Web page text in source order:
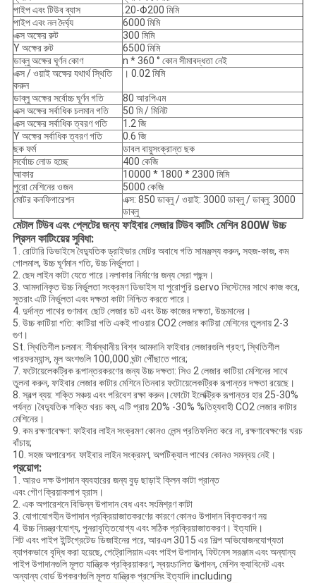
পাইপ এবং টিউব ব্যাস
.20-Φ200 মিমি
পাইপ এবং নল দৈর্ঘ্য
6000 মিমি
এক্স অক্ষের রুট
300 মিমি
Y অক্ষের রুট
6500 মিমি
ডাব্লু অক্ষের ঘূর্ণন কোণ
n * 360 ° কোন সীমাবদ্ধতা নেই
এক্স / ওয়াই অক্ষের যথার্থ স্থিতি
করুন
। 0.02 মিমি
ডাব্লু অক্ষের সর্বোচ্চ ঘূর্ণন গতি
80 আরপিএম
এক্স অক্ষের সর্বাধিক চলমান গতি
50 মি / মিনিট
এক্স অক্ষের সর্বাধিক ত্বরণ গতি
1.2 জি
Y অক্ষের সর্বাধিক ত্বরণ গতি
0.6 জি
ছক ফর্ম
ডাবল বায়ুসংক্রান্ত ছক
সর্বোচ্চ লোড হচ্ছে
400 কেজি
আকার
10000 * 1800 * 2300 মিমি
পুরো মেশিনের ওজন
5000 কেজি
মোটর কনফিগারেশন
এক্স: 850 ডাব্লু / ওয়াই: 3000 ডাব্লু / ডাব্লু: 3000
ডাব্লু
মেটাল টিউব এবং প্লেটের জন্য ফাইবার লেজার টিউব কাটিং মেশিন 800W উচ্চ
প্রিসন কাটিংয়ের সুবিধা:
1. রোটারি ডিভাইসে বৈদ্যুতিক ড্রাইভার মোটর অবাধে গতি সামঞ্জস্য করুন, সহজ-কাজ, কম
গোলমাল, উচ্চ ঘূর্ণমান গতি, উচ্চ নির্ভুলতা।
2. ছেদ লাইন কাটা যেতে পারে।নলাকার নির্মাণের জন্য সেরা পছন্দ।
3. আমদানিকৃত উচ্চ নির্ভুলতা সংক্রমণ ডিভাইস যা পুরোপুরি servo সিস্টেমের সাথে কাজ করে,
সুতরাং এটি নির্ভুলতা এবং দক্ষতা কাটা নিশ্চিত করতে পারে।
4. দুর্দান্ত পাথের গুণমান: ছোট লেজার ডট এবং উচ্চ কাজের দক্ষতা, উচ্চমানের।
5. উচ্চ কাটিয়া গতি: কাটিয়া গতি একই পাওয়ার CO2 লেজার কাটিয়া মেশিনের তুলনায় 2-3
গুণ।
St. স্থিতিশীল চলমান: শীর্ষস্থানীয় বিশ্ব আমদানি ফাইবার লেজারগুলি গ্রহণ, স্থিতিশীল
পারফরম্যান্স, মূল অংশগুলি 100,000 ঘন্টা পৌঁছাতে পারে;
7. ফটোয়েলেকট্রিক রূপান্তরকরণের জন্য উচ্চ দক্ষতা: সিও 2 লেজার কাটিয়া মেশিনের সাথে
তুলনা করুন, ফাইবার লেজার কাটার মেশিনে তিনবার ফটোয়েলেকট্রিক রূপান্তর দক্ষতা রয়েছে।
8. স্বল্প ব্যয়: শক্তি সঞ্চয় এবং পরিবেশ রক্ষা করুন।ফোটো ইলেক্ট্রিক রূপান্তর হার 25-30%
পর্যন্ত।বৈদ্যুতিক শক্তি খরচ কম, এটি প্রায় 20% -30% %তিহ্যবাহী CO2 লেজার কাটার
মেশিনের।
9. কম রক্ষণাবেক্ষণ: ফাইবার লাইন সংক্রমণ কোনও লেন্স প্রতিফলিত করে না, রক্ষণাবেক্ষণের খরচ
বাঁচায়;
10. সহজ অপারেশন: ফাইবার লাইন সংক্রমণ, অপটিক্যাল পাথের কোনও সমন্বয় নেই।
প্রয়োগ:
1. আরও দক্ষ উপাদান ব্যবহারের জন্য বুড় ছাড়াই ক্লিন কাটা প্রান্ত
এবং গৌণ ক্রিয়াকলাপ হ্রাস।
2. এক অপারেশনে বিভিন্ন উপাদান বেধ এবং সংমিশ্রণ কাটা
3. যোগাযোগহীন উপাদান প্রক্রিয়াজাতকরণের কারণে কোনও উপাদান বিকৃতকরণ নয়
4. উচ্চ নিয়ন্ত্রণযোগ্য, পুনরাবৃত্তিযোগ্য এবং সঠিক প্রক্রিয়াজাতকরণ। ইত্যাদি।
শিট এবং পাইপ ইন্টিগ্রেটেড ডিজাইনের পরে, আরএল 3015 এর শিল্প অভিযোজনযোগ্যতা
ব্যাপকভাবে বৃদ্ধি করা হয়েছে, পেট্রোলিয়াম এবং পাইপ উপাদান, ফিটনেস সরঞ্জাম এবং অন্যান্য
পাইপ উপাদানগুলি মূলত যান্ত্রিক প্রক্রিয়াকরণ, স্বয়ংচালিত উত্পাদন, মেশিন ক্যাবিনেট এবং
অন্যান্য বোর্ড উপকরণগুলি মূলত যান্ত্রিক প্রসেসিং ইত্যাদি including